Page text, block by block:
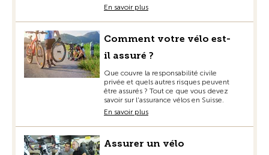
En savoir plus
Comment votre vélo est-
il assuré ?
Que couvre la responsabilité civile
privée et quels autres risques peuvent
être assurés ? Tout ce que vous devez
savoir sur l'assurance vélos en Suisse.
En savoir plus
Assurer un vélo